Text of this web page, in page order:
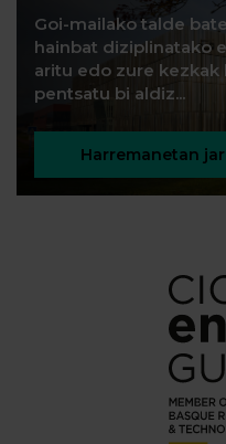
Goi-mailako talde
hainbat diziplinatako
aritu edo zure
pentsatu bi aldiz...
Harremanetan